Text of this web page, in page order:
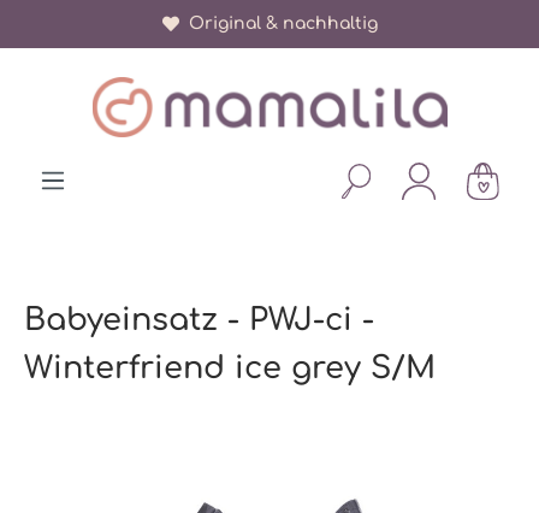
Original & nachhaltig
Babyeinsatz - PWJ-ci -
Winterfriend ice grey S/M